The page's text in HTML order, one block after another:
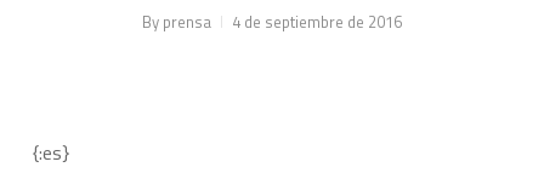
By prensa 4 de septiembre de 2016
{:es}